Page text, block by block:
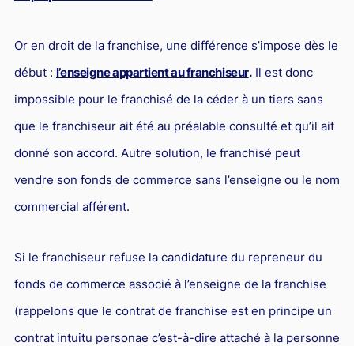
L'industrie
Communication et nouvelles technologies
Grande entreprise
Droit de l'environnement et des énergies renouvelables
Concurrence déloyale
Transport
Transmission d'entreprise et avocat
Gestion des crises
Or en droit de la franchise, une différence s’impose dès le
début : l’enseigne appartient au franchiseur.Il est donc
impossible pour le franchisé de la céder à un tiers sans
que le franchiseur ait été au préalable consulté et qu’il ait
donné son accord. Autre solution, le franchisé peut
vendre son fonds de commerce sans l’enseigne ou le nom
commercial afférent.
Si le franchiseur refuse la candidature du repreneur du
fonds de commerce associé à l’enseigne de la franchise
(rappelons que le contrat de franchise est en principe un
contrat intuitu personae c’est-à-dire attaché à la personne